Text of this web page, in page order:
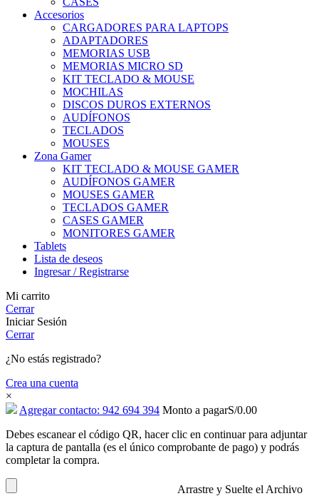
Accesorios
CARGADORES PARA LAPTOPS
ADAPTADORES
MEMORIAS USB
MEMORIAS MICRO SD
KIT TECLADO & MOUSE
MOCHILAS
DISCOS DUROS EXTERNOS
AUDÍFONOS
TECLADOS
MOUSES
Zona Gamer
KIT TECLADO & MOUSE GAMER
AUDÍFONOS GAMER
MOUSES GAMER
TECLADOS GAMER
CASES GAMER
MONITORES GAMER
Tablets
Lista de deseos
Ingresar / Registrarse
Mi carrito
Cerrar
Iniciar Sesión
Cerrar
¿No estás registrado?
Crea una cuenta
×
Agregar contacto: 942 694 394 Monto a pagarS/0.00
Debes escanear el código QR, hacer clic en continuar para adjuntar
la captura de pantalla (es el único comprobante de pago) y podrás
completar la compra.
Arrastre y Suelte el Archivo